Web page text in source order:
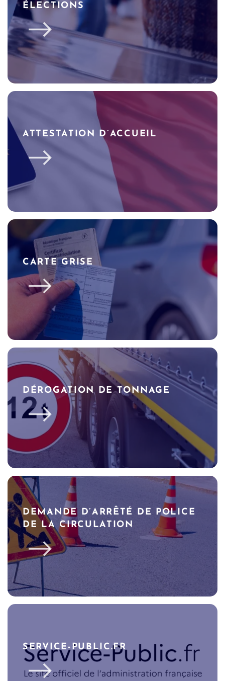
ÉLECTIONS
ATTESTATION D’ACCUEIL
CARTE GRISE
DÉROGATION DE TONNAGE
DEMANDE D’ARRÊTÉ DE POLICE
DE LA CIRCULATION
SERVICE-PUBLIC.FR